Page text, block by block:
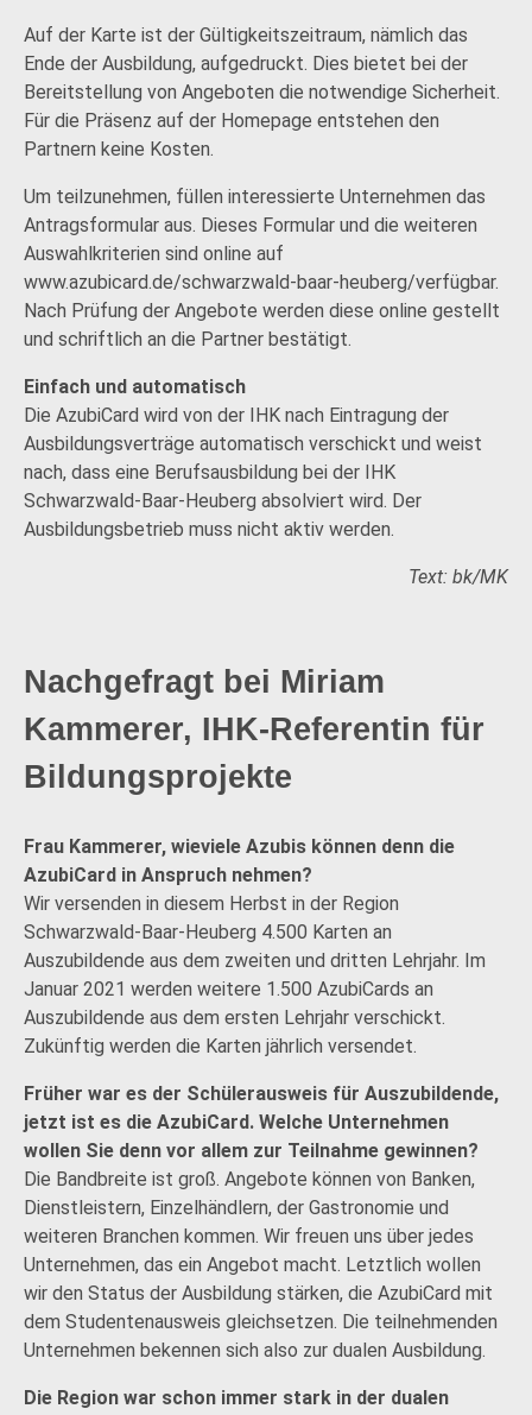
Auf der Karte ist der Gültigkeitszeitraum, nämlich das
Ende der Ausbildung, aufgedruckt. Dies bietet bei der
Bereitstellung von Angeboten die notwendige Sicherheit.
Für die Präsenz auf der Homepage entstehen den
Partnern keine Kosten.
Um teilzunehmen, füllen interessierte Unternehmen das
Antragsformular aus. Dieses Formular und die weiteren
Auswahlkriterien sind online auf
www.azubicard.de/schwarzwald-baar-heuberg/verfügbar.
Nach Prüfung der Angebote werden diese online gestellt
und schriftlich an die Partner bestätigt.
Einfach und automatisch
Die AzubiCard wird von der IHK nach Eintragung der
Ausbildungsverträge automatisch verschickt und weist
nach, dass eine Berufsausbildung bei der IHK
Schwarzwald-Baar-Heuberg absolviert wird. Der
Ausbildungsbetrieb muss nicht aktiv werden.
Text: bk/MK
Nachgefragt bei Miriam
Kammerer, IHK-Referentin für
Bildungsprojekte
Frau Kammerer, wieviele Azubis können denn die
AzubiCard in Anspruch nehmen?
Wir versenden in diesem Herbst in der Region
Schwarzwald-Baar-Heuberg 4.500 Karten an
Auszubildende aus dem zweiten und dritten Lehrjahr. Im
Januar 2021 werden weitere 1.500 AzubiCards an
Auszubildende aus dem ersten Lehrjahr verschickt.
Zukünftig werden die Karten jährlich versendet.
Früher war es der Schülerausweis für Auszubildende,
jetzt ist es die AzubiCard. Welche Unternehmen
wollen Sie denn vor allem zur Teilnahme gewinnen?
Die Bandbreite ist groß. Angebote können von Banken,
Dienstleistern, Einzelhändlern, der Gastronomie und
weiteren Branchen kommen. Wir freuen uns über jedes
Unternehmen, das ein Angebot macht. Letztlich wollen
wir den Status der Ausbildung stärken, die AzubiCard mit
dem Studentenausweis gleichsetzen. Die teilnehmenden
Unternehmen bekennen sich also zur dualen Ausbildung.
Die Region war schon immer stark in der dualen